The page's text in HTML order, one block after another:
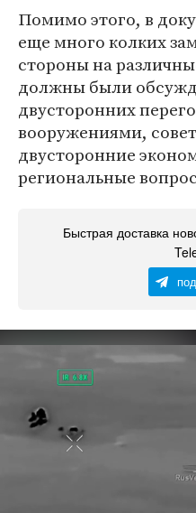
Помимо этого, в
еще много колких
стороны на
должны были
двусторонних
вооружениями,
двусторонние
региональные
Быстрая доставка